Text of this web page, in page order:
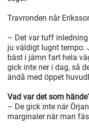
Travronden når
– Det var tuff
ju väldigt lugnt tempo.
bäst i jämn fart hela
gick inte ner i dag, så
ändå med öppet
Vad var det som
– De gick inte när
marginaler när man